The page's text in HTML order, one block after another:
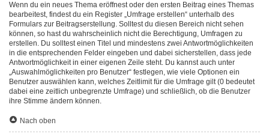
Wenn du ein neues Thema eröffnest oder den ersten Beitrag eines Themas
bearbeitest, findest du ein Register „Umfrage erstellen“ unterhalb des
Formulars zur Beitragserstellung. Solltest du diesen Bereich nicht sehen
können, so hast du wahrscheinlich nicht die Berechtigung, Umfragen zu
erstellen. Du solltest einen Titel und mindestens zwei Antwortmöglichkeiten
in die entsprechenden Felder eingeben und dabei sicherstellen, dass jede
Antwortmöglichkeit in einer eigenen Zeile steht. Du kannst auch unter
„Auswahlmöglichkeiten pro Benutzer“ festlegen, wie viele Optionen ein
Benutzer auswählen kann, welches Zeitlimit für die Umfrage gilt (0 bedeutet
dabei eine zeitlich unbegrenzte Umfrage) und schließlich, ob die Benutzer
ihre Stimme ändern können.
Nach oben